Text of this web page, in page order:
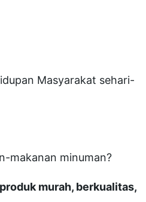
Masyarakat sehari-
makanan minuman?
murah, berkualitas,